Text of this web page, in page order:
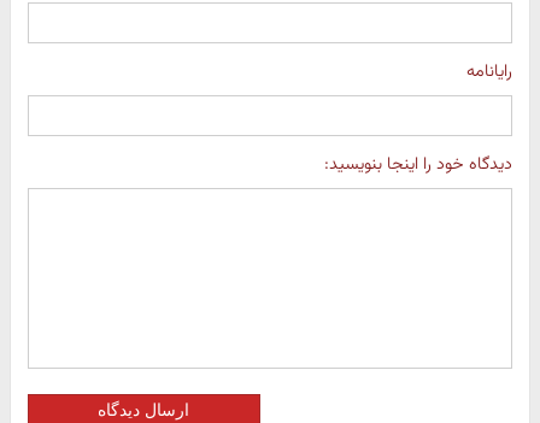
رایانامه
دیدگاه خود را اینجا بنویسید:
ارسال دیدگاه